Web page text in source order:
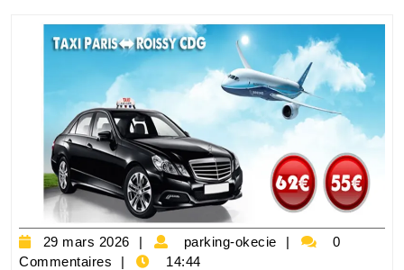
à
la
Gare
de
Lyon
:
Voyage
Pratique
à
Travers
Paris
29 mars 2026
29
mars
parking-okecie
parking-
0
Commentaires
14:44